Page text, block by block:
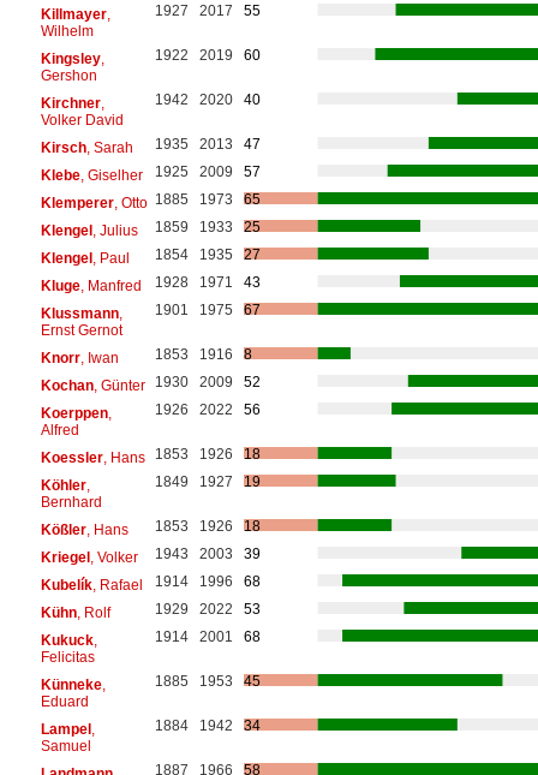
Killmayer,
Wilhelm
1927 2017 55
Kingsley,
Gershon
1922 2019 60
Kirchner,
Volker David
1942 2020 40
Kirsch, Sarah 1935 2013
47
Klebe, Giselher 1925 2009
57
Klemperer, Otto 1885 1973
65
Klengel, Julius 1859 1933
25
Klengel, Paul 1854 1935
27
Kluge, Manfred 1928 1971
43
Klussmann,
Ernst Gernot
1901 1975 67
Knorr, Iwan 1853 1916
8
Kochan, Günter 1930 2009
52
Koerppen,
Alfred
1926 2022 56
Koessler, Hans 1853 1926
18
Köhler,
Bernhard
1849 1927 19
Kößler, Hans 1853 1926
18
Kriegel, Volker 1943 2003
39
Kubelík, Rafael 1914 1996
68
Kühn, Rolf 1929 2022
53
Kukuck,
Felicitas
1914 2001 68
Künneke,
Eduard
1885 1953 45
Lampel,
Samuel
1884 1942 34
1887 1966 58